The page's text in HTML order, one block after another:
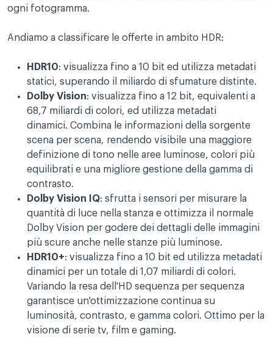
ogni fotogramma.
Andiamo a classificare le offerte in ambito HDR:
HDR10: visualizza fino a 10 bit ed utilizza metadati
statici, superando il miliardo di sfumature distinte.
Dolby Vision: visualizza fino a 12 bit, equivalenti a
68,7 miliardi di colori, ed utilizza metadati
dinamici. Combina le informazioni della sorgente
scena per scena, rendendo visibile una maggiore
definizione di tono nelle aree luminose, colori più
equilibrati e una migliore gestione della gamma di
contrasto.
Dolby Vision IQ: sfrutta i sensori per misurare la
quantità di luce nella stanza e ottimizza il normale
Dolby Vision per godere dei dettagli delle immagini
più scure anche nelle stanze più luminose.
HDR10+: visualizza fino a 10 bit ed utilizza metadati
dinamici per un totale di 1,07 miliardi di colori.
Variando la resa dell'HD sequenza per sequenza
garantisce un'ottimizzazione continua su
luminosità, contrasto, e gamma colori. Ottimo per la
visione di serie tv, film e gaming.